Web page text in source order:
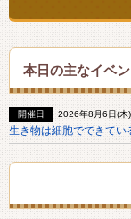
本日の主なイベン
開催日 2026年8月6日(木
生き物は細胞でできてい